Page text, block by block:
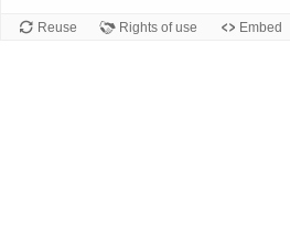
كثيرة
be Reuse Rights of use Embed